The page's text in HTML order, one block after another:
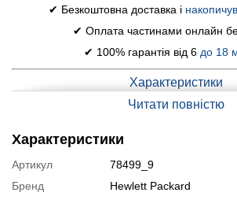
✔ Безкоштовна доставка і
✔ Оплата частинами онлайн без
✔ 100% гарантія від 6 до 18
Характеристики
HP Omen Transcend 14
(2880x1800) OLED, 120Hz
Процесор:
GHz), 24 MB Smart Cache
Оперативна пам'ять:
32 GB DDR5
Читати повністю
Характеристики
Артикул
78499_9
Бренд
Hewlett Packard